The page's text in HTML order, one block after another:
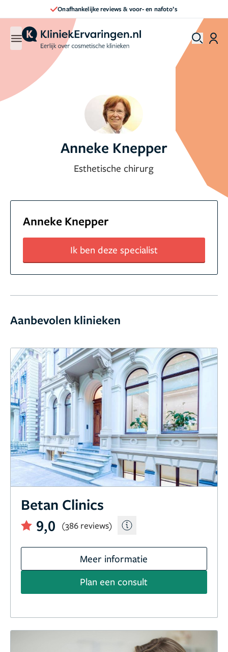
Onafhankelijke reviews & voor- en nafoto’s
Anneke Knepper
Esthetische chirurg
Anneke Knepper
Ik ben deze specialist
Aanbevolen klinieken
Betan Clinics
9,0
(386 reviews)
Meer informatie
Plan een consult